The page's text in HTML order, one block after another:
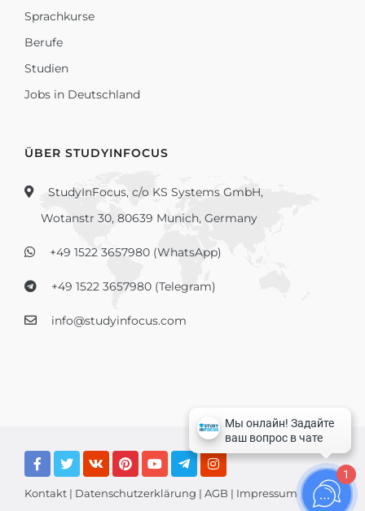
Sprachkurse
Berufe
Studien
Jobs in Deutschland
ÜBER STUDYINFOCUS
StudyInFocus, c/o KS Systems GmbH,
Wotanstr 30, 80639 Munich, Germany
+49 1522 3657980 (WhatsApp)
+49 1522 3657980 (Telegram)
info@studyinfocus.com
Kontakt | Datenschutzerklärung | AGB | Impressum
1